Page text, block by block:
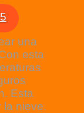
una
esta
Esta
la nieve.